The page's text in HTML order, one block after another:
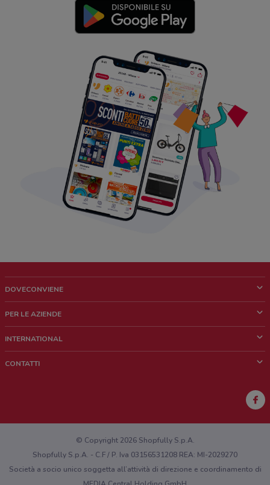
DOVECONVIENE
Chi siamo
Lavora con noi
PER LE AZIENDE
Richieste commerciali e marketing
INTERNATIONAL
CONTATTI
Hai un malfunzionamento sul web o sull'app?
© Copyright 2026 Shopfully S.p.A.
Shopfully S.p.A. - C.F / P. Iva 03156531208 REA: MI-2029270
Società a socio unico soggetta all’attività di direzione e coordinamento di